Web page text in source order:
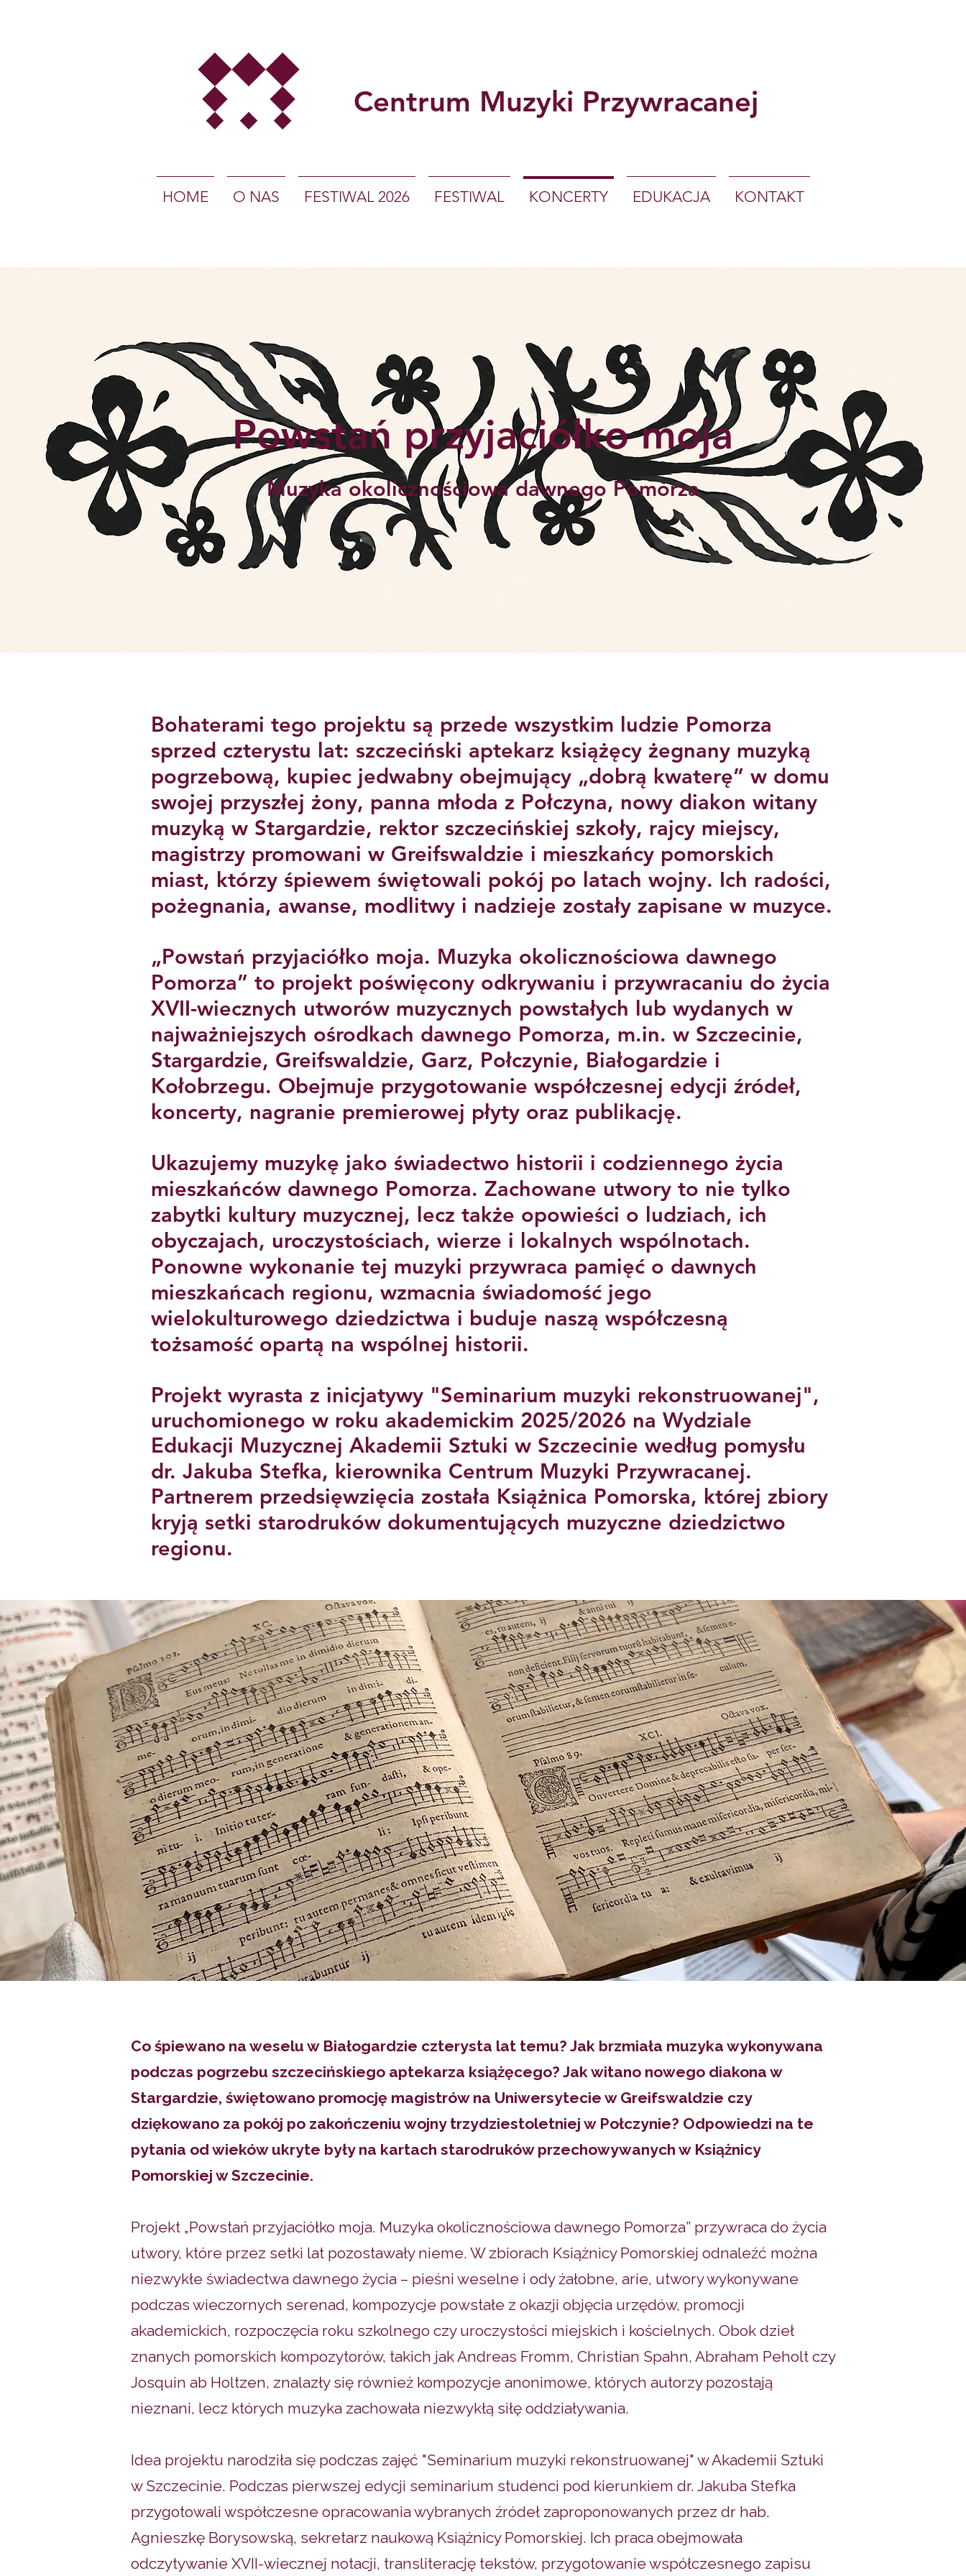
Centrum Muzyki Przywracanej
HOME O NAS FESTIWAL 2026 FESTIWAL KONCERTY EDUKACJA KONTAKT
Powstań przyjaciółko moja
Muzyka okolicznościowa dawnego Pomorza
Bohaterami tego projektu są przede wszystkim ludzie Pomorza
sprzed czterystu lat: szczeciński aptekarz książęcy żegnany muzyką
pogrzebową, kupiec jedwabny obejmujący „dobrą kwaterę” w domu
swojej przyszłej żony, panna młoda z Połczyna, nowy diakon witany
muzyką w Stargardzie, rektor szczecińskiej szkoły, rajcy miejscy,
magistrzy promowani w Greifswaldzie i mieszkańcy pomorskich
miast, którzy śpiewem świętowali pokój po latach wojny. Ich radości,
pożegnania, awanse, modlitwy i nadzieje zostały zapisane w muzyce.
„Powstań przyjaciółko moja. Muzyka okolicznościowa dawnego
Pomorza” to projekt poświęcony odkrywaniu i przywracaniu do życia
XVII-wiecznych utworów muzycznych powstałych lub wydanych w
najważniejszych ośrodkach dawnego Pomorza, m.in. w Szczecinie,
Stargardzie, Greifswaldzie, Garz, Połczynie, Białogardzie i
Kołobrzegu. Obejmuje przygotowanie współczesnej edycji źródeł,
koncerty, nagranie premierowej płyty oraz publikację.
Ukazujemy muzykę jako świadectwo historii i codziennego życia
mieszkańców dawnego Pomorza. Zachowane utwory to nie tylko
zabytki kultury muzycznej, lecz także opowieści o ludziach, ich
obyczajach, uroczystościach, wierze i lokalnych wspólnotach.
Ponowne wykonanie tej muzyki przywraca pamięć o dawnych
mieszkańcach regionu, wzmacnia świadomość jego
wielokulturowego dziedzictwa i buduje naszą współczesną
tożsamość opartą na wspólnej historii.
Projekt wyrasta z inicjatywy "Seminarium muzyki rekonstruowanej",
uruchomionego w roku akademickim 2025/2026 na Wydziale
Edukacji Muzycznej Akademii Sztuki w Szczecinie według pomysłu
dr. Jakuba Stefka, kierownika Centrum Muzyki Przywracanej.
Partnerem przedsięwzięcia została Książnica Pomorska, której zbiory
kryją setki starodruków dokumentujących muzyczne dziedzictwo
regionu.
Co śpiewano na weselu w Białogardzie czterysta lat temu? Jak brzmiała muzyka wykonywana
podczas pogrzebu szczecińskiego aptekarza książęcego? Jak witano nowego diakona w
Stargardzie, świętowano promocję magistrów na Uniwersytecie w Greifswaldzie czy
dziękowano za pokój po zakończeniu wojny trzydziestoletniej w Połczynie? Odpowiedzi na te
pytania od wieków ukryte były na kartach starodruków przechowywanych w Książnicy
Pomorskiej w Szczecinie.
Projekt „Powstań przyjaciółko moja. Muzyka okolicznościowa dawnego Pomorza” przywraca do życia
utwory, które przez setki lat pozostawały nieme. W zbiorach Książnicy Pomorskiej odnaleźć można
niezwykłe świadectwa dawnego życia – pieśni weselne i ody żałobne, arie, utwory wykonywane
podczas wieczornych serenad, kompozycje powstałe z okazji objęcia urzędów, promocji
akademickich, rozpoczęcia roku szkolnego czy uroczystości miejskich i kościelnych. Obok dzieł
znanych pomorskich kompozytorów, takich jak Andreas Fromm, Christian Spahn, Abraham Peholt czy
Josquin ab Holtzen, znalazły się również kompozycje anonimowe, których autorzy pozostają
nieznani, lecz których muzyka zachowała niezwykłą siłę oddziaływania.
Idea projektu narodziła się podczas zajęć "Seminarium muzyki rekonstruowanej" w Akademii Sztuki
w Szczecinie. Podczas pierwszej edycji seminarium studenci pod kierunkiem dr. Jakuba Stefka
przygotowali współczesne opracowania wybranych źródeł zaproponowanych przez dr hab.
Agnieszkę Borysowską, sekretarz naukową Książnicy Pomorskiej. Ich praca obejmowała
odczytywanie XVII-wiecznej notacji, transliterację tekstów, przygotowanie współczesnego zapisu